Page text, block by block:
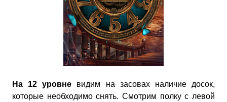
На 12 уровне видим на засовах наличие досок,
которые необходимо снять. Смотрим полку с левой